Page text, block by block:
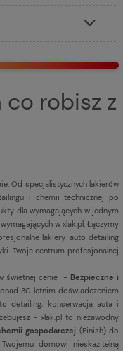
robisz z
Od specjalistycznych lakierów
i chemii technicznej po
dla wymagających w jednym
w xlak.pl. Łączymy
lakiery, auto detailing
Twoje centrum profesjonalnej
świetnej cenie - Bezpieczne i
30 letnim doświadczeniem
detailing, konserwacja auta i
- xlak.pl to niezawodny
gospodarczej (Finish) do
domowi nieskazitelną